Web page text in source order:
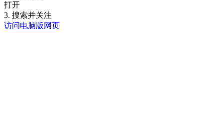
打开
3. 搜索并关注
访问电脑版网页